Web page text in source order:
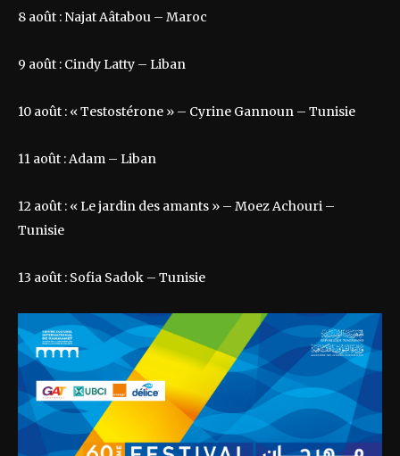
8 août : Najat Aâtabou – Maroc
9 août : Cindy Latty – Liban
10 août : « Testostérone » – Cyrine Gannoun – Tunisie
11 août : Adam – Liban
12 août : « Le jardin des amants » – Moez Achouri –
Tunisie
13 août : Sofia Sadok – Tunisie